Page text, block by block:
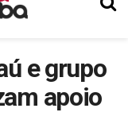
e grupo
apoio